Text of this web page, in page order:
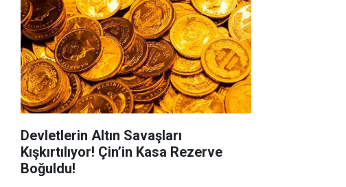
Devletlerin Altın Savaşları
Kışkırtılıyor! Çin’in Kasa Rezerve
Boğuldu!